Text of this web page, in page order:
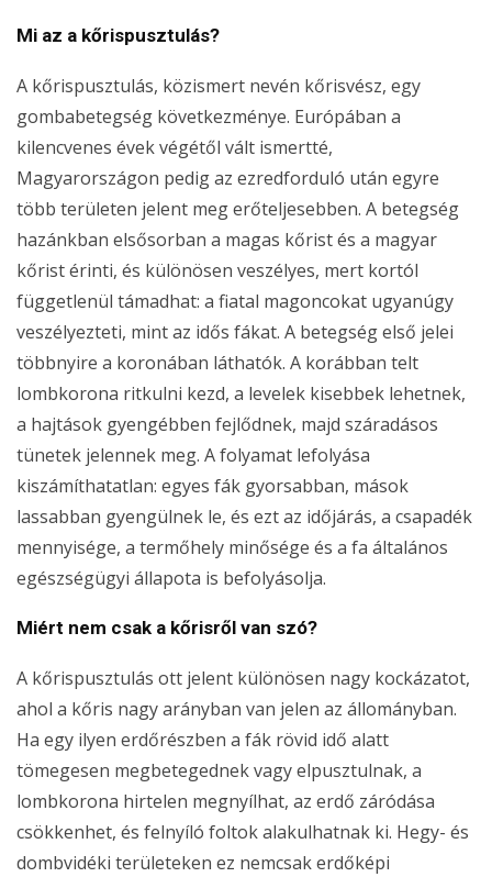
Mi az a kőrispusztulás?
A kőrispusztulás, közismert nevén kőrisvész, egy
gombabetegség következménye. Európában a
kilencvenes évek végétől vált ismertté,
Magyarországon pedig az ezredforduló után egyre
több területen jelent meg erőteljesebben. A betegség
hazánkban elsősorban a magas kőrist és a magyar
kőrist érinti, és különösen veszélyes, mert kortól
függetlenül támadhat: a fiatal magoncokat ugyanúgy
veszélyezteti, mint az idős fákat. A betegség első jelei
többnyire a koronában láthatók. A korábban telt
lombkorona ritkulni kezd, a levelek kisebbek lehetnek,
a hajtások gyengébben fejlődnek, majd száradásos
tünetek jelennek meg. A folyamat lefolyása
kiszámíthatatlan: egyes fák gyorsabban, mások
lassabban gyengülnek le, és ezt az időjárás, a csapadék
mennyisége, a termőhely minősége és a fa általános
egészségügyi állapota is befolyásolja.
Miért nem csak a kőrisről van szó?
A kőrispusztulás ott jelent különösen nagy kockázatot,
ahol a kőris nagy arányban van jelen az állományban.
Ha egy ilyen erdőrészben a fák rövid idő alatt
tömegesen megbetegednek vagy elpusztulnak, a
lombkorona hirtelen megnyílhat, az erdő záródása
csökkenhet, és felnyíló foltok alakulhatnak ki. Hegy- és
dombvidéki területeken ez nemcsak erdőképi